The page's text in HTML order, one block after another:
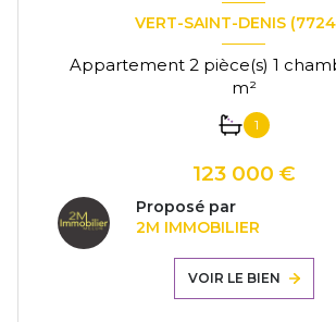
VERT-SAINT-DENIS
Appartement 2 pièce(s) 1 chambre(s) 56.4
m²
1
123 000 €
Proposé par
2M IMMOBILIER
VOIR LE BIEN